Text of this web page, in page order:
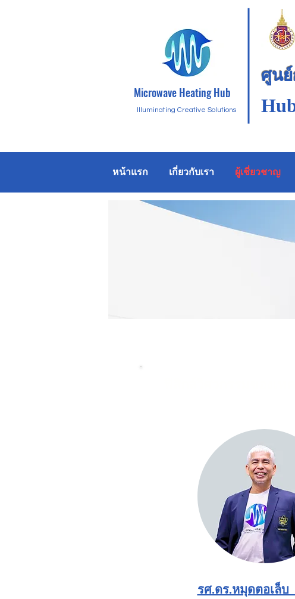
ศูนย์
Microwave Heating Hub
Illuminating Creative Solutions
หน้าแรก เกี่ยวกับเรา ผู้เชี่ยวชาญ
รศ.ดร.หมุดตอเล็บ